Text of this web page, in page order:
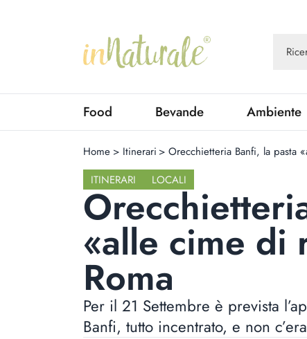
Food Bevande Ambiente
Home > Itinerari > Orecchietteria Banfi, la pasta
ITINERARI
LOCALI
«alle cime di
Roma
Per il 21 Settembre è prevista
Banfi, tutto incentrato, e non